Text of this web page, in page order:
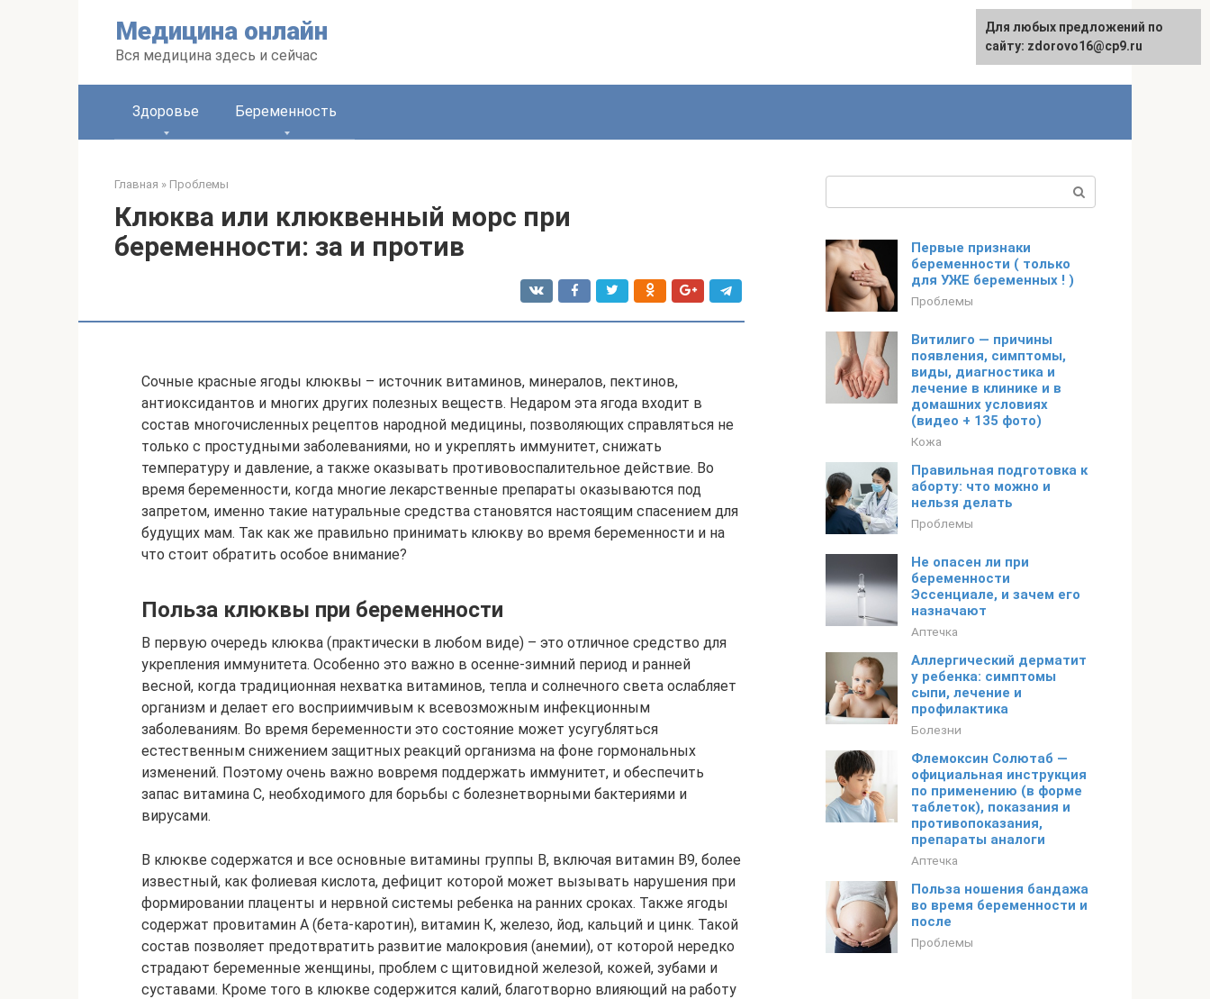
Медицина онлайн
Вся медицина здесь и сейчас
English
Здоровье Беременность
Главная » Проблемы
Клюква или клюквенный морс при
беременности: за и против
Сочные красные ягоды клюквы – источник витаминов, минералов, пектинов,
антиоксидантов и многих других полезных веществ. Недаром эта ягода входит в
состав многочисленных рецептов народной медицины, позволяющих справляться не
только с простудными заболеваниями, но и укреплять иммунитет, снижать
температуру и давление, а также оказывать противовоспалительное действие. Во
время беременности, когда многие лекарственные препараты оказываются под
запретом, именно такие натуральные средства становятся настоящим спасением для
будущих мам. Так как же правильно принимать клюкву во время беременности и на
что стоит обратить особое внимание?
Польза клюквы при беременности
В первую очередь клюква (практически в любом виде) – это отличное средство для
укрепления иммунитета. Особенно это важно в осенне-зимний период и ранней
весной, когда традиционная нехватка витаминов, тепла и солнечного света ослабляет
организм и делает его восприимчивым к всевозможным инфекционным
заболеваниям. Во время беременности это состояние может усугубляться
естественным снижением защитных реакций организма на фоне гормональных
изменений. Поэтому очень важно вовремя поддержать иммунитет, и обеспечить
запас витамина С, необходимого для борьбы с болезнетворными бактериями и
вирусами.
В клюкве содержатся и все основные витамины группы В, включая витамин В9, более
известный, как фолиевая кислота, дефицит которой может вызывать нарушения при
формировании плаценты и нервной системы ребенка на ранних сроках. Также ягоды
содержат провитамин А (бета-каротин), витамин К, железо, йод, кальций и цинк. Такой
состав позволяет предотвратить развитие малокровия (анемии), от которой нередко
страдают беременные женщины, проблем с щитовидной железой, кожей, зубами и
суставами. Кроме того в клюкве содержится калий, благотворно влияющий на работу
Первые признаки
беременности ( только
для УЖЕ беременных ! )
Проблемы
Витилиго — причины
появления, симптомы,
виды, диагностика и
лечение в клинике и в
домашних условиях
(видео + 135 фото)
Кожа
Правильная подготовка к
аборту: что можно и
нельзя делать
Проблемы
Не опасен ли при
беременности
Эссенциале, и зачем его
назначают
Аптечка
Аллергический дерматит
у ребенка: симптомы
сыпи, лечение и
профилактика
Болезни
Флемоксин Солютаб —
официальная инструкция
по применению (в форме
таблеток), показания и
противопоказания,
препараты аналоги
Аптечка
Польза ношения бандажа
во время беременности и
после
Проблемы
Для любых предложений по
сайту: zdorovo16@cp9.ru